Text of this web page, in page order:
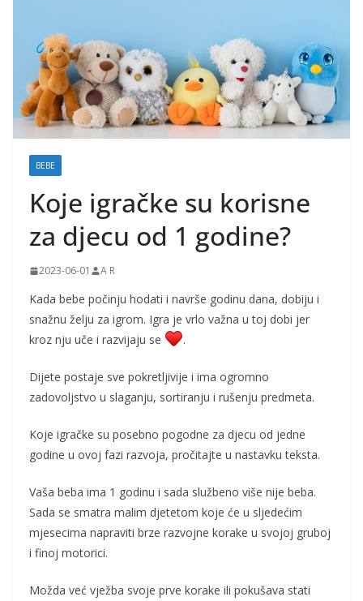
k
e
i
t
r
n
e
BEBE
Koje igračke su korisne
za djecu od 1 godine?
2023-06-01 A R
Kada bebe počinju hodati i navrše godinu dana, dobiju i
snažnu želju za igrom. Igra je vrlo važna u toj dobi jer
kroz nju uče i razvijaju se
.
Dijete postaje sve pokretljivije i ima ogromno
zadovoljstvo u slaganju, sortiranju i rušenju predmeta.
Koje igračke su posebno pogodne za djecu od jedne
godine u ovoj fazi razvoja, pročitajte u nastavku teksta.
Vaša beba ima 1 godinu i sada službeno više nije beba.
Sada se smatra malim djetetom koje će u sljedećim
mjesecima napraviti brze razvojne korake u svojoj gruboj
i finoj motorici.
Možda već vježba svoje prve korake ili pokušava stati